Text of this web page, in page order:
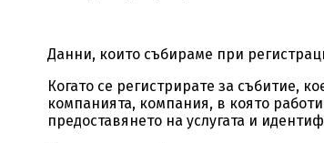
Данни, които събираме при
Когато се регистрирате за събитие,
компанията, компания, в която
предоставянето на услугата и